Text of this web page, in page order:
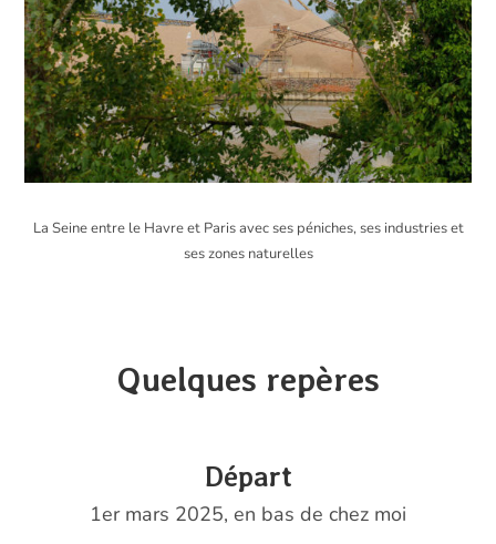
La Seine entre le Havre et Paris avec ses péniches, ses industries et
ses zones naturelles
Quelques repères
Départ
1er mars 2025, en bas de chez moi